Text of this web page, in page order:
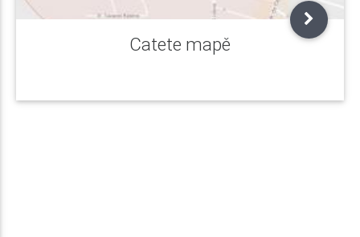
Catete mapě